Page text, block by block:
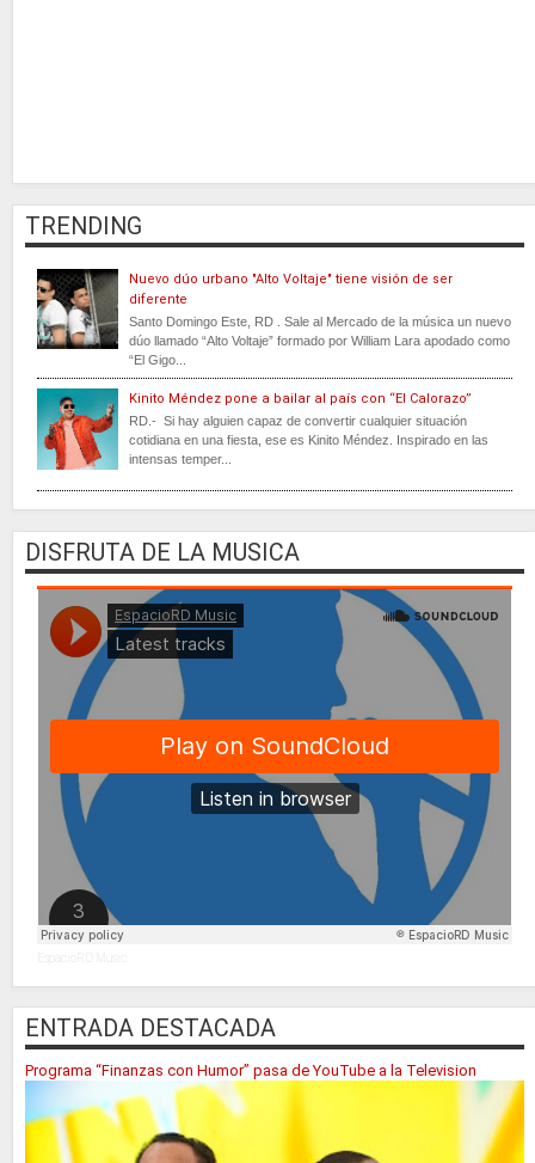
TRENDING
Nuevo dúo urbano "Alto Voltaje" tiene visión de ser
diferente
Santo Domingo Este, RD . Sale al Mercado de la música un nuevo
dúo llamado “Alto Voltaje” formado por William Lara apodado como
“El Gigo...
Kinito Méndez pone a bailar al país con “El Calorazo”
RD.- Si hay alguien capaz de convertir cualquier situación
cotidiana en una fiesta, ese es Kinito Méndez. Inspirado en las
intensas temper...
DISFRUTA DE LA MUSICA
ENTRADA DESTACADA
Programa “Finanzas con Humor” pasa de YouTube a la Television